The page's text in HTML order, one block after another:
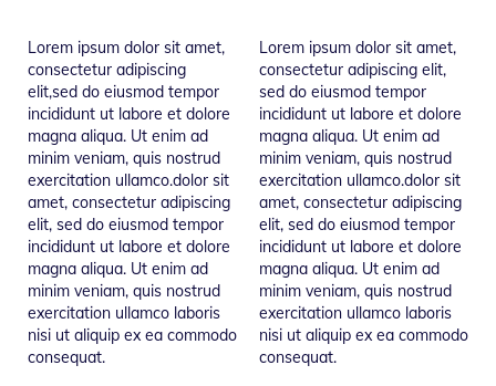
Lorem ipsum dolor sit amet,
consectetur adipiscing
elit,sed do eiusmod tempor
incididunt ut labore et dolore
magna aliqua. Ut enim ad
minim veniam, quis nostrud
exercitation ullamco.dolor sit
amet, consectetur adipiscing
elit, sed do eiusmod tempor
incididunt ut labore et dolore
magna aliqua. Ut enim ad
minim veniam, quis nostrud
exercitation ullamco laboris
nisi ut aliquip ex ea commodo
consequat.
Lorem ipsum dolor sit amet,
consectetur adipiscing elit,
sed do eiusmod tempor
incididunt ut labore et dolore
magna aliqua. Ut enim ad
minim veniam, quis nostrud
exercitation ullamco.dolor sit
amet, consectetur adipiscing
elit, sed do eiusmod tempor
incididunt ut labore et dolore
magna aliqua. Ut enim ad
minim veniam, quis nostrud
exercitation ullamco laboris
nisi ut aliquip ex ea commodo
consequat.